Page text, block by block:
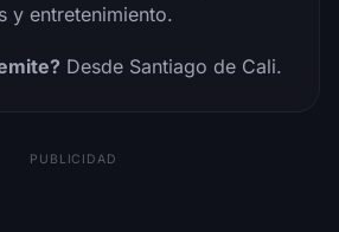
y entretenimiento.
Desde Santiago de Cali.
PUBLICIDAD